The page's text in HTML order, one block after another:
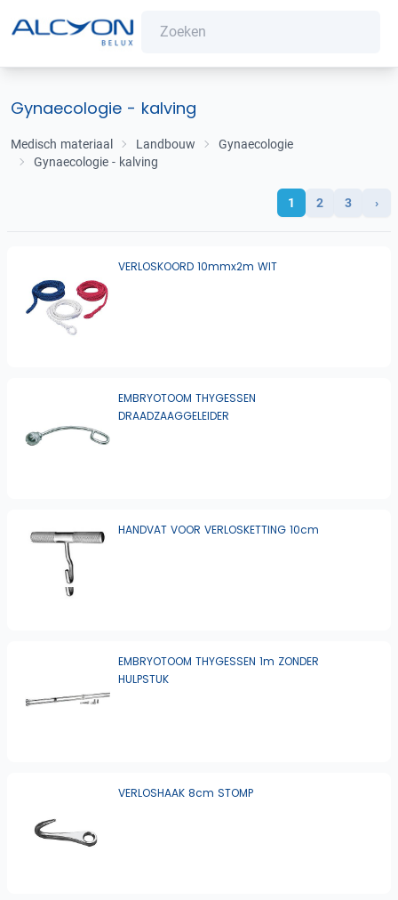
Gynaecologie - kalving
Medisch materiaal Landbouw
Gynaecologie
Gynaecologie - kalving
1 2 3 ›
VERLOSKOORD 10mmx2m WIT
EMBRYOTOOM THYGESSEN
DRAADZAAGGELEIDER
HANDVAT VOOR VERLOSKETTING 10cm
EMBRYOTOOM THYGESSEN 1m ZONDER
HULPSTUK
VERLOSHAAK 8cm STOMP